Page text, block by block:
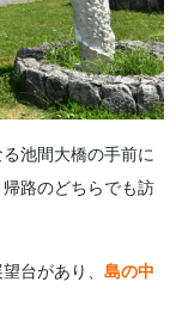
池間大橋の手前に
路のどちらでも訪
台があり、 島の中